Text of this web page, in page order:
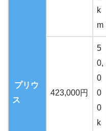
プリウ
ス
k
m
423,000円
5
0,
0
0
0
k